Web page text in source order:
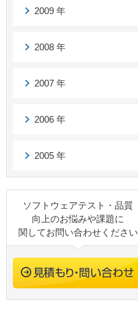
2009 年
2008 年
2007 年
2006 年
2005 年
ソフトウェアテスト・品質
向上のお悩みや課題に
関してお問い合わせください